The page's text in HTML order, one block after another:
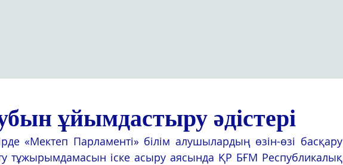
ұйымдастыру әдістері
«Мектеп Парламенті» білім алушылардың өзін-өзі басқару
тұжырымдамасын іске асыру аясында ҚР БҒМ Республикалық